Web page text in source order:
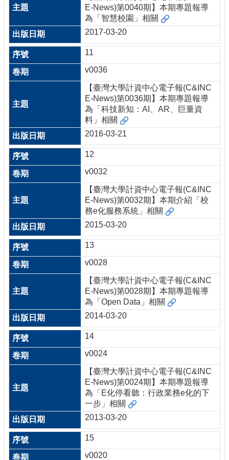
E-News)第0040期】本期專題報導
為「智慧校園」相關
2017-03-20
11
v0036
【臺灣大學計資中心電子報(C&INC
E-News)第0036期】本期專題報導
為「科技新知：AI、AR、巨量資
料」相關
2016-03-21
12
v0032
【臺灣大學計資中心電子報(C&INC
E-News)第0032期】本期介紹「校
務e化服務系統」相關
2015-03-20
13
v0028
【臺灣大學計資中心電子報(C&INC
E-News)第0028期】本期專題報導
為「Open Data」相關
2014-03-20
14
v0024
【臺灣大學計資中心電子報(C&INC
E-News)第0024期】本期專題報導
為「E化停看聽：行政業務e化的下
一步」相關
2013-03-20
15
v0020